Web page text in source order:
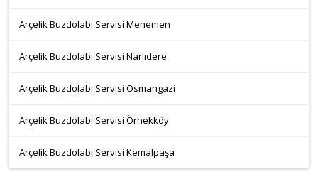
Arçelik Buzdolabı Servisi Menemen
Arçelik Buzdolabı Servisi Narlıdere
Arçelik Buzdolabı Servisi Osmangazi
Arçelik Buzdolabı Servisi Örnekköy
Arçelik Buzdolabı Servisi Kemalpaşa